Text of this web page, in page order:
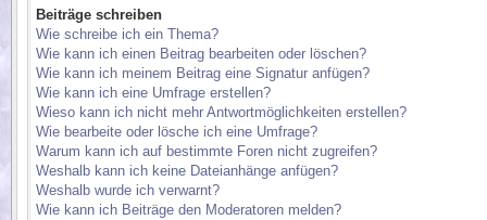
Beiträge schreiben
Wie schreibe ich ein Thema?
Wie kann ich einen Beitrag bearbeiten oder löschen?
Wie kann ich meinem Beitrag eine Signatur anfügen?
Wie kann ich eine Umfrage erstellen?
Wieso kann ich nicht mehr Antwortmöglichkeiten erstellen?
Wie bearbeite oder lösche ich eine Umfrage?
Warum kann ich auf bestimmte Foren nicht zugreifen?
Weshalb kann ich keine Dateianhänge anfügen?
Weshalb wurde ich verwarnt?
Wie kann ich Beiträge den Moderatoren melden?